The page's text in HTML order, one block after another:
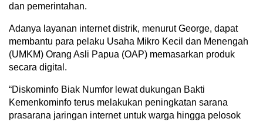
dan pemerintahan.
Adanya layanan internet distrik, menurut George, dapat
membantu para pelaku Usaha Mikro Kecil dan Menengah
(UMKM) Orang Asli Papua (OAP) memasarkan produk
secara digital.
“Diskominfo Biak Numfor lewat dukungan Bakti
Kemenkominfo terus melakukan peningkatan sarana
prasarana jaringan internet untuk warga hingga pelosok